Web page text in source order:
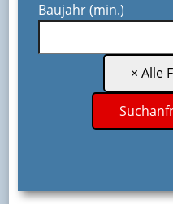
Baujahr (min.)